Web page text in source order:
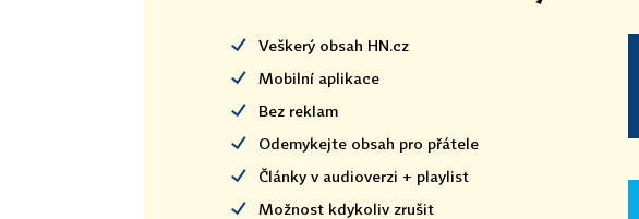
Veškerý obsah HN.cz
Mobilní aplikace
Bez reklam
Odemykejte obsah pro přátele
Články v audioverzi + playlist
Možnost kdykoliv zrušit